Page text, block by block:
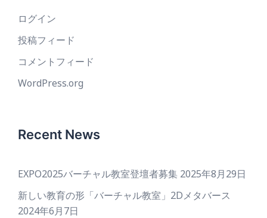
ログイン
投稿フィード
コメントフィード
WordPress.org
Recent News
EXPO2025バーチャル教室登壇者募集 2025年8月29日
新しい教育の形「バーチャル教室」2Dメタバース
2024年6月7日